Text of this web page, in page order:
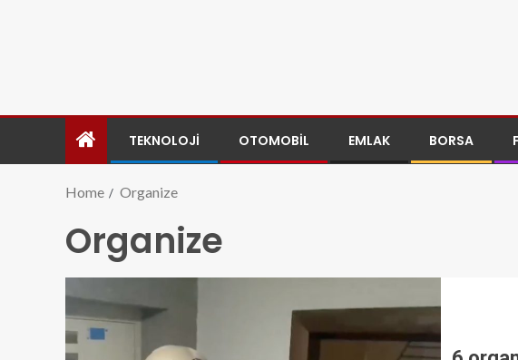
TEKNOLOJI OTOMOBIL EMLAK BORSA
Home Organize
Organize